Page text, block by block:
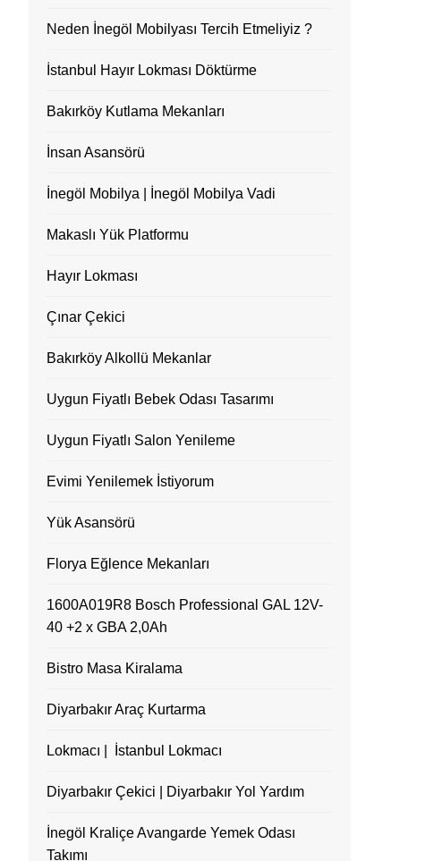
Neden İnegöl Mobilyası Tercih Etmeliyiz ?
İstanbul Hayır Lokması Döktürme
Bakırköy Kutlama Mekanları
İnsan Asansörü
İnegöl Mobilya | İnegöl Mobilya Vadi
Makaslı Yük Platformu
Hayır Lokması
Çınar Çekici
Bakırköy Alkollü Mekanlar
Uygun Fiyatlı Bebek Odası Tasarımı
Uygun Fiyatlı Salon Yenileme
Evimi Yenilemek İstiyorum
Yük Asansörü
Florya Eğlence Mekanları
1600A019R8 Bosch Professional GAL 12V-
40 +2 x GBA 2,0Ah
Bistro Masa Kiralama
Diyarbakır Araç Kurtarma
Lokmacı | İstanbul Lokmacı
Diyarbakır Çekici | Diyarbakır Yol Yardım
İnegöl Kraliçe Avangarde Yemek Odası
Takımı